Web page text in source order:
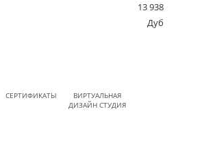
13 938
Дуб
СЕРТИФИКАТЫ
ВИРТУАЛЬНАЯ
ДИЗАЙН СТУДИЯ